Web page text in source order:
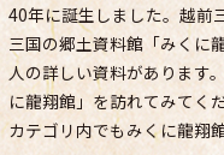
40年に誕生しました。越前
三国の郷土資料館「みくに
人の詳しい資料があります
に龍翔館」を訪れてみてく
カテゴリ内でもみくに龍翔